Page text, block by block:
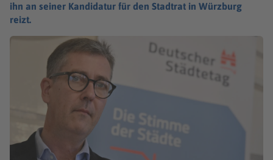
ihn an seiner Kandidatur für den Stadtrat in Würzburg
reizt.